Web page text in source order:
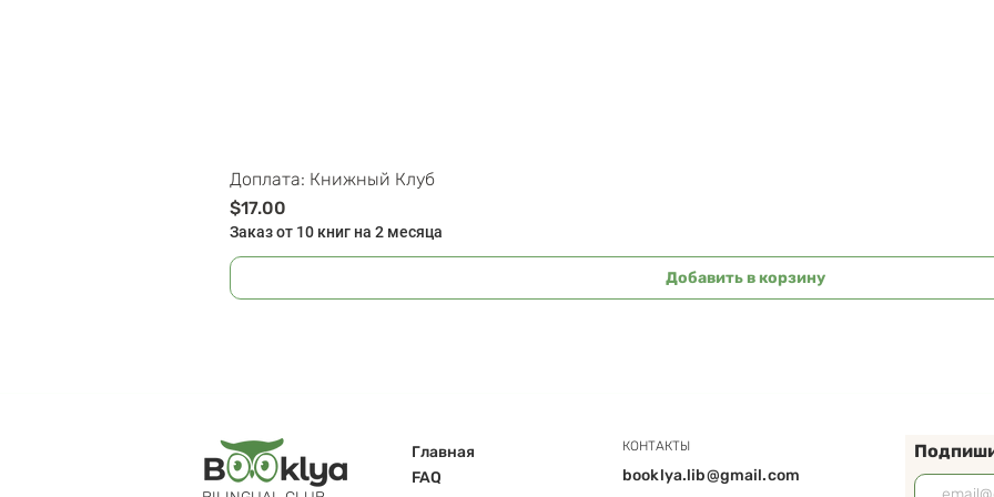
Доплата: Книжный Клуб
Цена
$17.00
Заказ от 10 книг на 2 месяца
Добавить в корзину
Главная
FAQ
КОНТАКТЫ
booklya.lib@gmail.com